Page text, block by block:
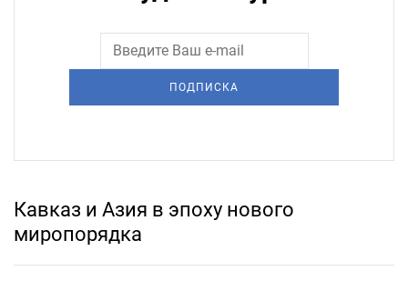
ПОДПИСКА
Кавказ и Азия в эпоху нового
миропорядка